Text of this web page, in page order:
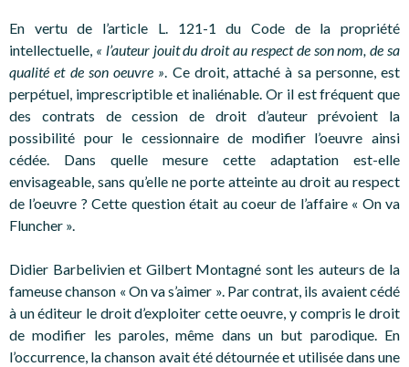
En vertu de l’article L. 121-1 du Code de la propriété
intellectuelle, « l’auteur jouit du droit au respect de son nom, de sa
qualité et de son oeuvre ». Ce droit, attaché à sa personne, est
perpétuel, imprescriptible et inaliénable. Or il est fréquent que
des contrats de cession de droit d’auteur prévoient la
possibilité pour le cessionnaire de modifier l’oeuvre ainsi
cédée. Dans quelle mesure cette adaptation est-elle
envisageable, sans qu’elle ne porte atteinte au droit au respect
de l’oeuvre ? Cette question était au coeur de l’affaire « On va
Fluncher ».
Didier Barbelivien et Gilbert Montagné sont les auteurs de la
fameuse chanson « On va s’aimer ». Par contrat, ils avaient cédé
à un éditeur le droit d’exploiter cette oeuvre, y compris le droit
de modifier les paroles, même dans un but parodique. En
l’occurrence, la chanson avait été détournée et utilisée dans une